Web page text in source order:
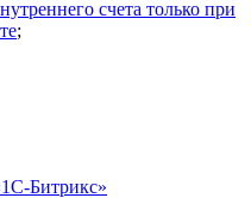
счета только при
;
Битрикс»